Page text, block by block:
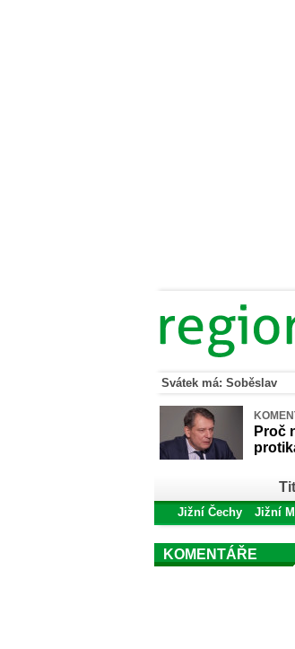
Svátek má: Soběslav
Proč
Jižní Čechy Jižní
KOMENTÁŘE